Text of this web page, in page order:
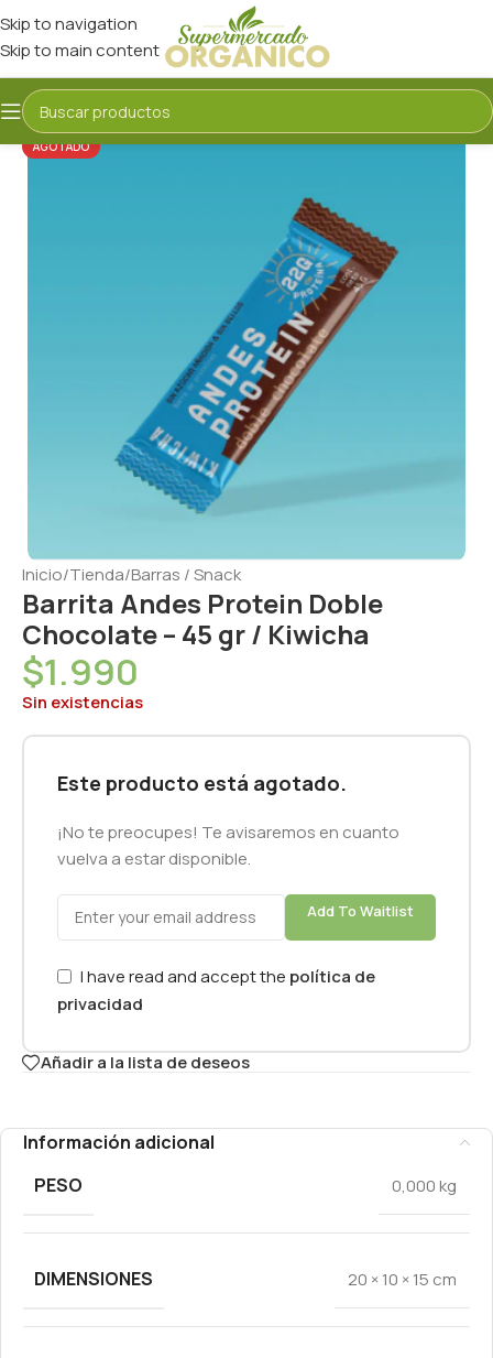
Skip to navigation
Skip to main content
AGOTADO
Inicio/Tienda/Barras / Snack
Barrita Andes Protein Doble
Chocolate – 45 gr / Kiwicha
$1.990
Sin existencias
Este producto está agotado.
¡No te preocupes! Te avisaremos en cuanto
vuelva a estar disponible.
Add To Waitlist
I have read and accept the política de
privacidad
Añadir a la lista de deseos
Información adicional
PESO
0,000 kg
DIMENSIONES 20 × 10 × 15 cm